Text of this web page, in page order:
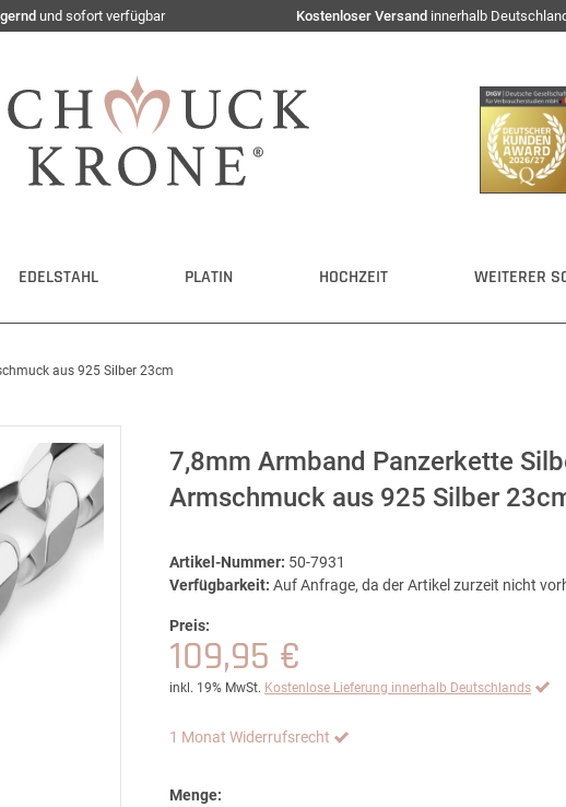
und sofort verfügbar Kostenloser Versand innerhalb
EDELSTAHL PLATIN HOCHZEIT WEITERER
aus 925 Silber 23cm
7,8mm Armband Panzerkette
Armschmuck aus 925 Silber
Artikel-Nummer: 50-7931
Verfügbarkeit: Auf Anfrage, da der Artikel zurzeit nicht
Preis:
109,95 €
inkl. 19% MwSt. Kostenlose Lieferung innerhalb Deutschlands
1 Monat Widerrufsrecht
Menge: